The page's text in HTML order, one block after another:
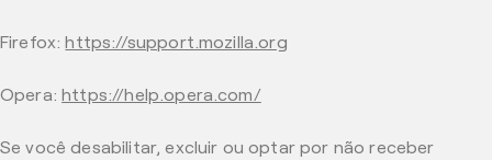
Firefox:https://support.mozilla.org
Opera:https://help.opera.com/
Se você desabilitar, excluir ou optar por não receber